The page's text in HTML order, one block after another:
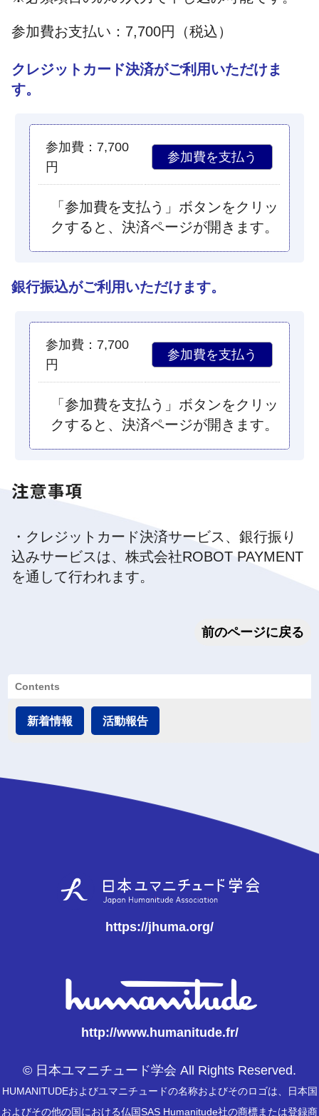
参加費お支払い：7,700円（税込）
クレジットカード決済がご利用いただけま
す。
参加費：7,700
円
「参加費を支払う」ボタンをクリッ
クすると、決済ページが開きます。
銀行振込がご利用いただけます。
参加費：7,700
円
「参加費を支払う」ボタンをクリッ
クすると、決済ページが開きます。
注意事項
・クレジットカード決済サービス、銀行振り
込みサービスは、株式会社ROBOT PAYMENT
を通して行われます。
前のページに戻る
Contents
新着情報 活動報告
https://jhuma.org/
http://www.humanitude.fr/
© 日本ユマニチュード学会 All Rights Reserved.
HUMANITUDEおよびユマニチュードの名称およびそのロゴは、日本国
およびその他の国における仏国SAS Humanitude社の商標または登録商